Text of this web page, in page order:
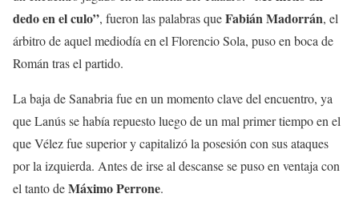
dedo en el culo”, fueron las palabras queFabián Madorrán, el
árbitro de aquel mediodía en el Florencio Sola, puso en boca de
Román tras el partido.
La baja de Sanabria fue en un momento clave del encuentro, ya
que Lanús se había repuesto luego de un mal primer tiempo en el
que Vélez fue superior y capitalizó la posesión con sus ataques
por la izquierda. Antes de irse al descanse se puso en ventaja con
el tanto deMáximo Perrone.